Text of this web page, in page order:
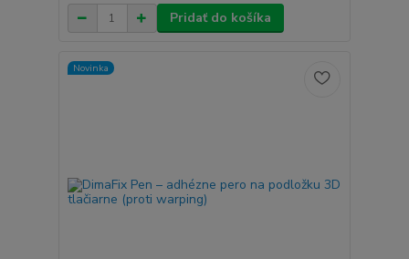
Pridať do košíka
Novinka